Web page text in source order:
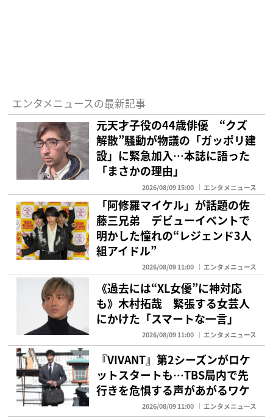
エンタメニュースの最新記事
元天才子役の44歳俳優 “クズ
解散”騒動が物議の「ガッポリ建
設」に緊急加入…本誌に語った
「まさかの理由」
2026/08/09 15:00 エンタメニュース
「阿修羅マイケル」が話題の佐
藤三兄弟 デビューイベントで
明かした憧れの“レジェンド3人
組アイドル”
2026/08/09 11:00 エンタメニュース
《過去には“XL女優”に神対応
も》木村拓哉 緊張する女芸人
にかけた「スマートな一言」
2026/08/09 11:00 エンタメニュース
『VIVANT』第2シーズンがロケ
ットスタートも…TBS局内で先
行きを危惧する声があがるワケ
2026/08/09 11:00 エンタメニュース